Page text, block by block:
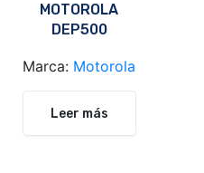
MOTOROLA
DEP500
Marca: Motorola
Leer más